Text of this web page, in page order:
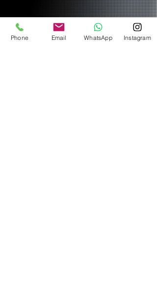
Phone Email WhatsApp Instagram